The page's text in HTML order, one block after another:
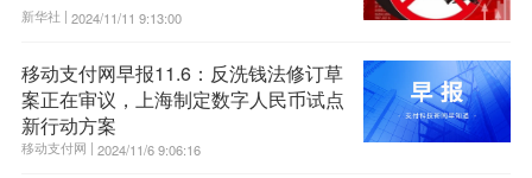
新华社 | 2024/11/11 9:13:00
移动支付网早报11.6：反洗钱法修订草
案正在审议，上海制定数字人民币试点
新行动方案
移动支付网 | 2024/11/6 9:06:16